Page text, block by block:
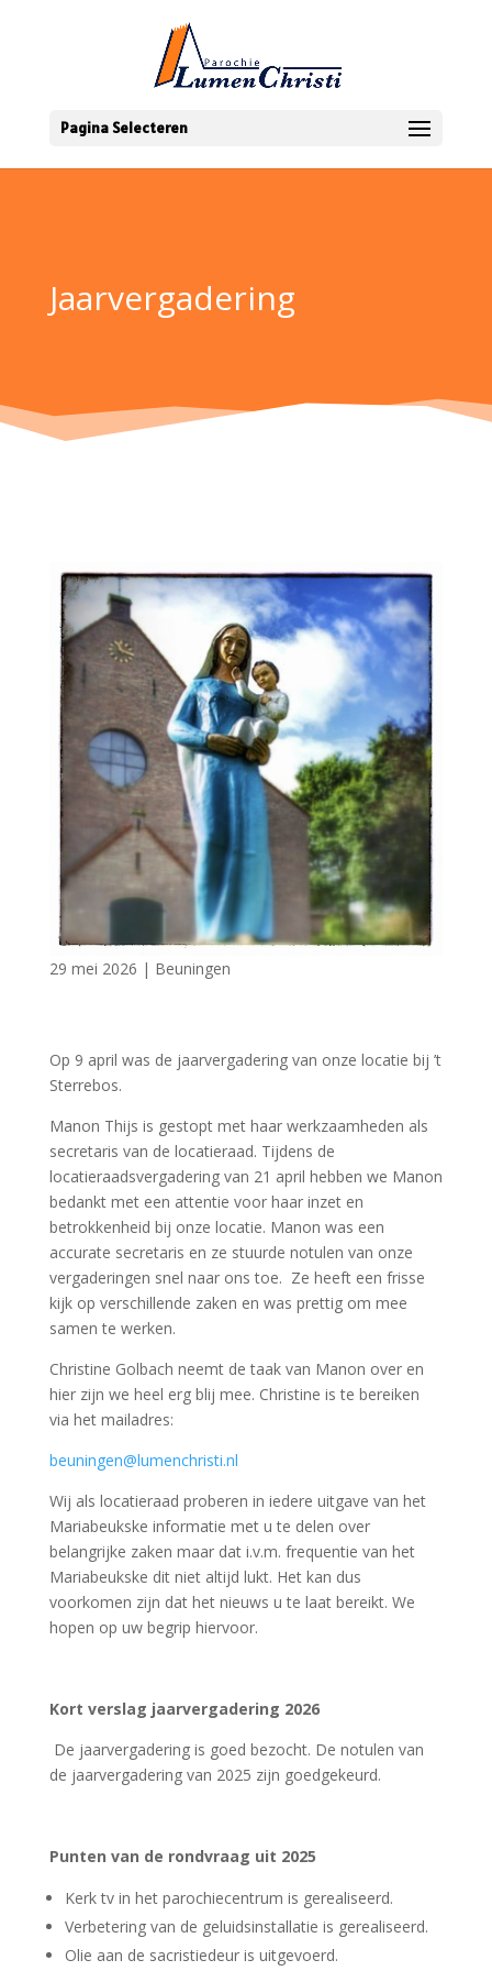
Pagina Selecteren
Jaarvergadering
29 mei 2026 | Beuningen
Op 9 april was de jaarvergadering van onze locatie bij ’t
Sterrebos.
Manon Thijs is gestopt met haar werkzaamheden als
secretaris van de locatieraad. Tijdens de
locatieraadsvergadering van 21 april hebben we Manon
bedankt met een attentie voor haar inzet en
betrokkenheid bij onze locatie. Manon was een
accurate secretaris en ze stuurde notulen van onze
vergaderingen snel naar ons toe. Ze heeft een frisse
kijk op verschillende zaken en was prettig om mee
samen te werken.
Christine Golbach neemt de taak van Manon over en
hier zijn we heel erg blij mee. Christine is te bereiken
via het mailadres:
beuningen@lumenchristi.nl
Wij als locatieraad proberen in iedere uitgave van het
Mariabeukske informatie met u te delen over
belangrijke zaken maar dat i.v.m. frequentie van het
Mariabeukske dit niet altijd lukt. Het kan dus
voorkomen zijn dat het nieuws u te laat bereikt. We
hopen op uw begrip hiervoor.
Kort verslag jaarvergadering 2026
De jaarvergadering is goed bezocht. De notulen van
de jaarvergadering van 2025 zijn goedgekeurd.
Punten van de rondvraag uit 2025
Kerk tv in het parochiecentrum is gerealiseerd.
Verbetering van de geluidsinstallatie is gerealiseerd.
Olie aan de sacristiedeur is uitgevoerd.